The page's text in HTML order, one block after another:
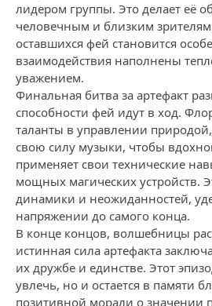
лидером группы. Это делает её
человечным и близким
оставшихся фей становится
взаимодействия наполнены
уважением.
Финальная битва за артефакт
способности фей идут в ход.
таланты в управлении
свою силу музыки, чтобы
применяет свои технические
мощных магических устройств.
динамики и неожиданностей,
напряжении до самого конца.
В конце концов, волшебницы
истинная сила артефакта
их дружбе и единстве. Этот
увлечь, но и остается в памяти
позитивной морали о значении